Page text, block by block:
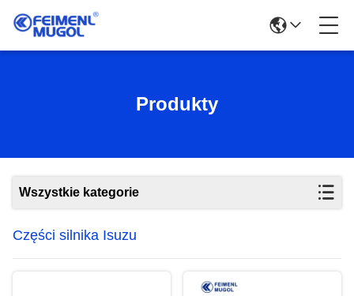
Produkty
Wszystkie kategorie
Części silnika Isuzu